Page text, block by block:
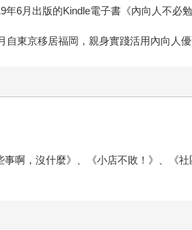
6月出版的Kindle電子書《內向人不必
東京移居福岡，親身實踐活用內向人優
啊，沒什麼》、《小店不敗！》、《